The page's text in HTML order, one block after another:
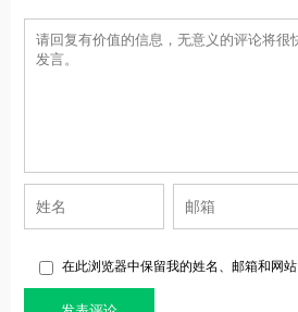
在此浏览器中保留我的姓名、邮箱和网站